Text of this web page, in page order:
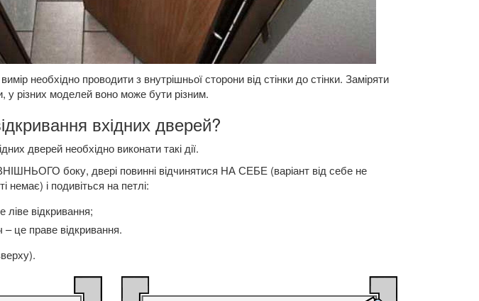
необхідно проводити з внутрішньої сторони від стінки до стінки. Заміряти
у різних моделей воно може бути різним.
вхідних дверей?
дверей необхідно виконати такі дії.
боку, двері повинні відчинятися НА СЕБЕ (варіант від себе не
немає) і подивіться на петлі:
ліве відкривання;
це праве відкривання.